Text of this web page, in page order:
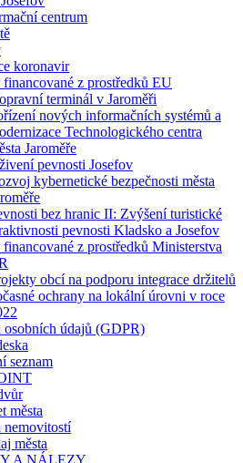
centrum
koronavir
z prostředků EU
terminál v Jaroměři
nových informačních systémů a
Technologického centra
Jaroměře
pevnosti Josefov
kybernetické bezpečnosti města
bez hranic II: Zvýšení turistické
pevnosti Kladsko a Josefov
z prostředků Ministerstva
obcí na podporu integrace držitelů
ochrany na lokální úrovni v roce
osobních údajů (GDPR)
seznam
města
nemovitostí
města
A NÁLEZY